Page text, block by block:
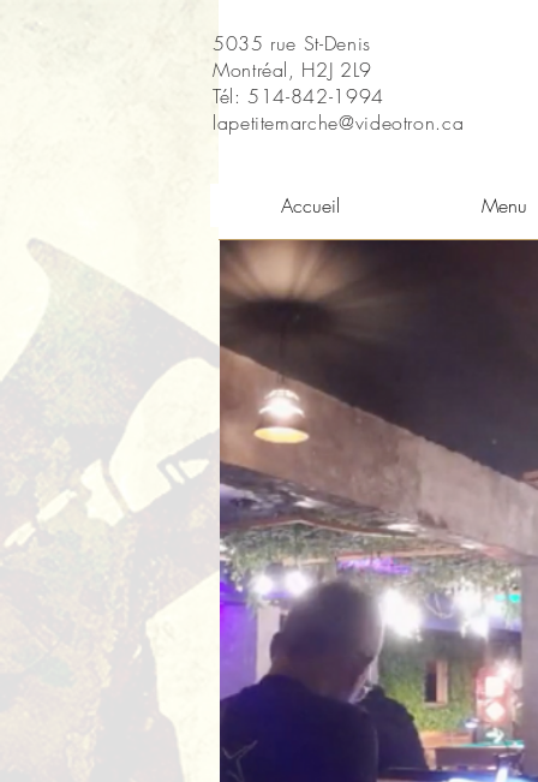
5035 rue St-Denis
Montréal, H2J 2L9
Tél: 514-842-1994
lapetitemarche@videotron.ca
Accueil Menu